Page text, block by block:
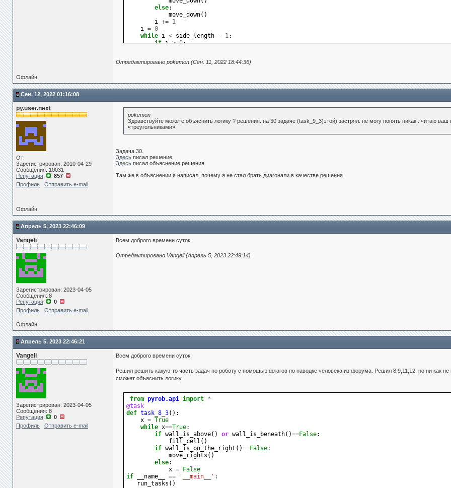
else:
move_down()
i += 1
i = 0
while i < side_length - 1:
if i > 0:
else:
def task_9_3():
side_length
while not wall_is_beneath():
move_down
side_length += 1
move_right
move_up()
while not wall_is_beneath():
if __name__ == '__main__':
===================================================================
for move_func in (move_up,
Отредактировано pokemon (Сен. 11, 2022 18:44:36)
Офлайн
Сен. 12, 2022 01:16:08
py.user.next
От:
Зарегистрирован: 2010-04-29
Сообщения: 10031
Репутация:
857
Профиль
Отправить e-mail
pokemon
Здравствуйте можете объяснить логику ? решения. на 30 задаче (task_9_3)этой) застрял. не могу понять никак.. читаю
«треугольниками».
Задача 30.
Здесь писал решение.
Здесь писал объяснение решения.
Там же в объяснении я написал, почему я не стал брать диагонали в качестве решения.
Офлайн
Апрель 5, 2023 22:46:09
Vangeli
Зарегистрирован: 2023-04-05
Сообщения: 8
Репутация:
0
Профиль
Отправить e-mail
Всем доброго времени суток
Отредактировано Vangeli (Апрель 5, 2023 22:49:14)
Офлайн
Апрель 5, 2023 22:46:21
Vangeli
Зарегистрирован: 2023-04-05
Сообщения: 8
Репутация:
0
Профиль
Отправить e-mail
Всем доброго времени суток
Решил решить какую-то часть задач по роботу с помощью флагов по наводке человека из форума. Решил 8,9,11,12, но ни как
сможет объяснить логику
from pyrob.api import *
@task
def task_8_3():
x = True
while x==True:
if wall_is_above() or wall_is_beneath()==False:
fill_cell ()
if wall_is_on_the_right ()==False:
move_rights ()
else:
x =
False
if
__name__ == '__main__' :
run_tasks ()